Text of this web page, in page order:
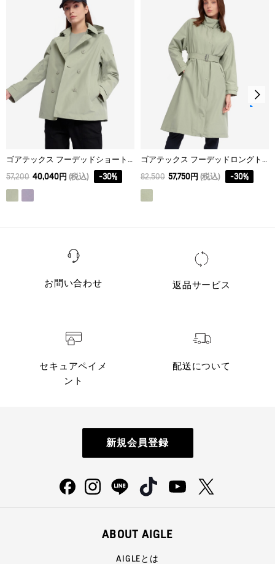
43
40 45
ゴアテックス フーデッドショートトレンチコート
57,200 40,040円 (税込) -30%
ゴアテックス フーデッドロングトレンチコート
82,500 57,750円 (税込) -30%
お問い合わせ 返品サービス
セキュアペイメ
ント
配送について
新規会員登録
ABOUT AIGLE
AIGLEとは